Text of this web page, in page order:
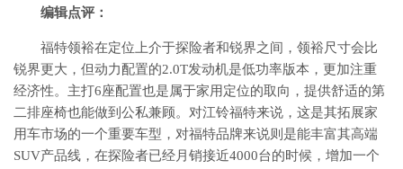
编辑点评：
福特领裕在定位上介于探险者和锐界之间，领裕尺寸会比
锐界更大，但动力配置的2.0T发动机是低功率版本，更加注重
经济性。主打6座配置也是属于家用定位的取向，提供舒适的第
二排座椅也能做到公私兼顾。对江铃福特来说，这是其拓展家
用车市场的一个重要车型，对福特品牌来说则是能丰富其高端
SUV产品线，在探险者已经月销接近4000台的时候，增加一个